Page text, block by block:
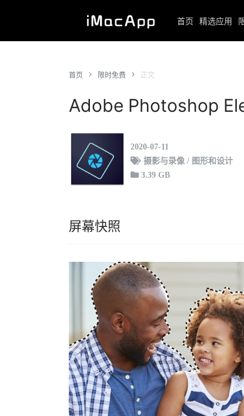
首页 精选应用
首页 限时免费 正文
Adobe Photoshop
2020-07-11
摄影与录像 / 图形和设计
3.39 GB
屏幕快照